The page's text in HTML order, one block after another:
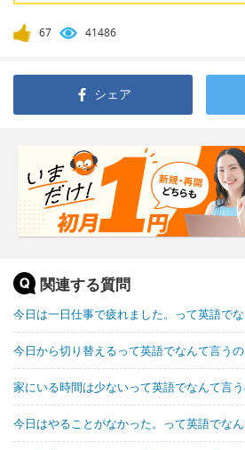
67 41486
シェア
関連する質問
今日は一日仕事で疲れました。って英語で
今日から切り替えるって英語でなんて言うの
家にいる時間は少ないって英語でなんて言う
今日はやることがなかった。って英語でな